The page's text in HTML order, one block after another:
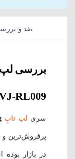
نقد و
RL009
سری لپ تاپ
پرفروش‌ترین
در بازار